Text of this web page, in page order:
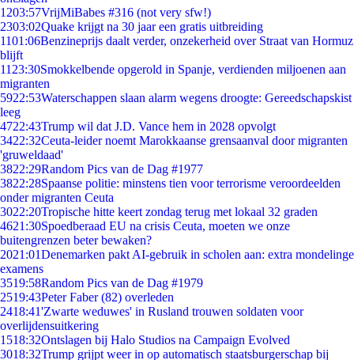
1203:57VrijMiBabes #316 (not very sfw!)
2303:02Quake krijgt na 30 jaar een gratis uitbreiding
1101:06Benzineprijs daalt verder, onzekerheid over Straat van Hormuz
blijft
11 23:30Smokkelbende opgerold in Spanje, verdienden miljoenen aan
migranten
5922:53Waterschappen slaan alarm wegens droogte: Gereedschapskist
leeg
4722:43Trump wil dat J.D. Vance hem in 2028 opvolgt
3422:32Ceuta-leider noemt Marokkaanse grensaanval door migranten
'gruweldaad'
3822:29Random Pics van de Dag #1977
3822:28Spaanse politie: minstens tien voor terrorisme veroordeelden
onder migranten Ceuta
3022:20Tropische hitte keert zondag terug met lokaal 32 graden
4621:30Spoedberaad EU na crisis Ceuta, moeten we onze
buitengrenzen beter bewaken?
2021:01Denemarken pakt AI-gebruik in scholen aan: extra mondelinge
examens
3519:58Random Pics van de Dag #1979
2519:43Peter Faber (82) overleden
2418:41'Zwarte weduwes' in Rusland trouwen soldaten voor
overlijdensuitkering
1518:32Ontslagen bij Halo Studios na Campaign Evolved
3018:32Trump grijpt weer in op automatisch staatsburgerschap bij